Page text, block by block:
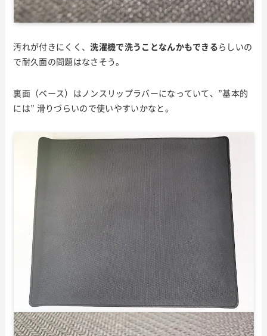
汚れが付きにくく、洗濯機で洗うことなんかもできるらしいの
で耐久面の問題はなさそう。
裏面（ベース）はノンスリップラバーになっていて、”基本的
には” 滑りづらいので使いやすいかなと。